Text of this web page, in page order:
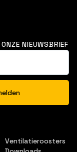
NIEUWSBRIEF
Ventilatieroosters